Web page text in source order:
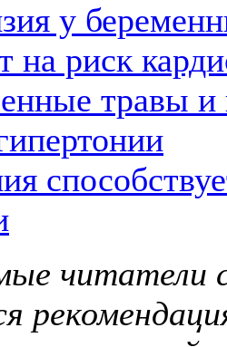
у
на риск
травы
читатели